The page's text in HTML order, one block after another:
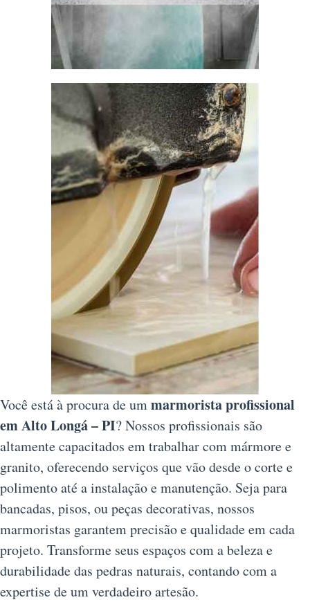
Você está à procura de ummarmorista profissional
em Alto Longá – PI? Nossos profissionais são
altamente capacitados em trabalhar com mármore e
granito, oferecendo serviços que vão desde o corte e
polimento até a instalação e manutenção. Seja para
bancadas, pisos, ou peças decorativas, nossos
marmoristas garantem precisão e qualidade em cada
projeto. Transforme seus espaços com a beleza e
durabilidade das pedras naturais, contando com a
expertise de um verdadeiro artesão.